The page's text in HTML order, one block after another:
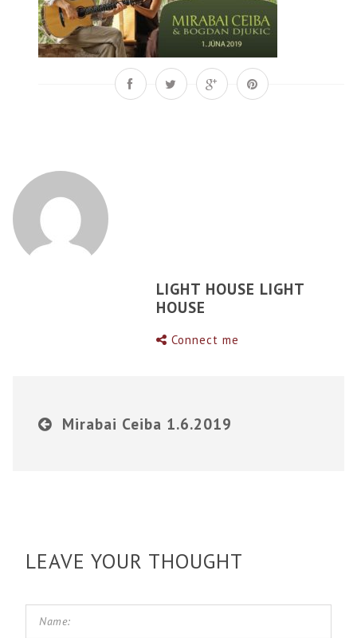
LIGHT HOUSE LIGHT
HOUSE
Connect me
Mirabai Ceiba 1.6.2019
LEAVE YOUR THOUGHT